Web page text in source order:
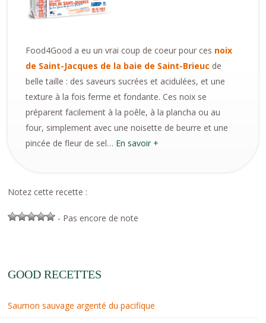
Food4Good a eu un vrai coup de coeur pour ces noix
de Saint-Jacques de la baie de Saint-Brieuc de
belle taille : des saveurs sucrées et acidulées, et une
texture à la fois ferme et fondante. Ces noix se
préparent facilement à la poêle, à la plancha ou au
four, simplement avec une noisette de beurre et une
pincée de fleur de sel… En savoir +
Notez cette recette :
- Pas encore de note
GOOD RECETTES
Saumon sauvage argenté du pacifique